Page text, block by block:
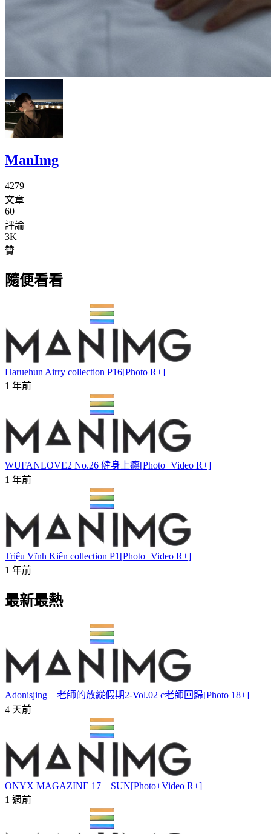
ManImg
4279
文章
60
評論
3K
贊
隨便看看
Haruehun Airry collection P16[Photo R+]
1 年前
WUFANLOVE2 No.26 健身上癮[Photo+Video R+]
1 年前
Triệu Vĩnh Kiên collection P1[Photo+Video R+]
1 年前
最新最熱
Adonisjing – 老師的放縱假期2-Vol.02 c老師回歸[Photo 18+]
4 天前
ONYX MAGAZINE 17 – SUN[Photo+Video R+]
1 週前